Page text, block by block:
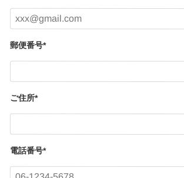
郵便番号*
ご住所*
電話番号*